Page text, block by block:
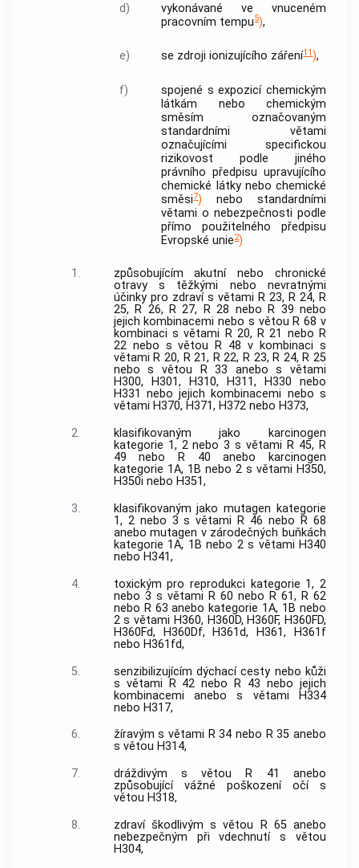
d)
vykonávané ve vnuceném
pracovním tempu5),
e) se zdroji ionizujícího záření11),
f)
spojené s expozicí chemickým
látkám nebo chemickým
směsím označovaným
standardními větami
označujícími specifickou
rizikovost podle jiného
právního předpisu upravujícího
chemické látky nebo chemické
směsi7) nebo standardními
větami o nebezpečnosti podle
přímo použitelného předpisu
Evropské unie2)
1.
způsobujícím akutní nebo chronické
otravy s těžkými nebo nevratnými
účinky pro zdraví s větami R 23, R 24, R
25, R 26, R 27, R 28 nebo R 39 nebo
jejich kombinacemi nebo s větou R 68 v
kombinaci s větami R 20, R 21 nebo R
22 nebo s větou R 48 v kombinaci s
větami R 20, R 21, R 22, R 23, R 24, R 25
nebo s větou R 33 anebo s větami
H300, H301, H310, H311, H330 nebo
H331 nebo jejich kombinacemi nebo s
větami H370, H371, H372 nebo H373,
2.
klasifikovaným jako karcinogen
kategorie 1, 2 nebo 3 s větami R 45, R
49 nebo R 40 anebo karcinogen
kategorie 1A, 1B nebo 2 s větami H350,
H350i nebo H351,
3.
klasifikovaným jako mutagen kategorie
1, 2 nebo 3 s větami R 46 nebo R 68
anebo mutagen v zárodečných buňkách
kategorie 1A, 1B nebo 2 s větami H340
nebo H341,
4.
toxickým pro reprodukci kategorie 1, 2
nebo 3 s větami R 60 nebo R 61, R 62
nebo R 63 anebo kategorie 1A, 1B nebo
2 s větami H360, H360D, H360F, H360FD,
H360Fd, H360Df, H361d, H361, H361f
nebo H361fd,
5.
senzibilizujícím dýchací cesty nebo kůži
s větami R 42 nebo R 43 nebo jejich
kombinacemi anebo s větami H334
nebo H317,
6.
žíravým s větami R 34 nebo R 35 anebo
s větou H314,
7.
dráždivým s větou R 41 anebo
způsobující vážné poškození očí s
větou H318,
8.
zdraví škodlivým s větou R 65 anebo
nebezpečným při vdechnutí s větou
H304,